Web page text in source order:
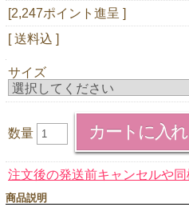
[2,247ポイント進呈 ]
[ 送料込 ]
サイズ
数量
注文後の発送前キャンセルや
商品説明